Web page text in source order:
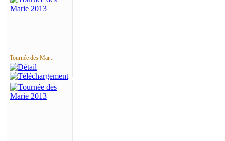
Tournée des Mar...